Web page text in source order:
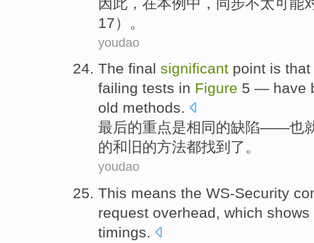
17）。
youdao
The final significant point is
failing tests in Figure 5 — have
old methods.
最后的重点是相同的缺陷——也
的和 旧 的方法都找到 了 。
youdao
This means the WS-Security
request overhead, which shows
timings.